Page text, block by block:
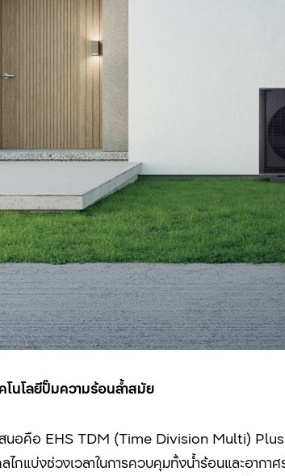
นโลยีปั๊มความร้อนล้ำสมัย
นอคือ EHS TDM (Time Division Multi) Plus
กแบ่งช่วงเวลาในการควบคุมทั้งน้ำร้อนและอาก